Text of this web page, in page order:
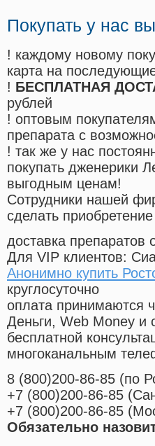
Покупать у нас
! каждому новому
карта на
! БЕСПЛАТНАЯ
рублей
! оптовым
препарата с
! так же у нас
покупать дженерики
выгодным ценам!
Cотрудники нашей
сделать
доставка препаратов
Для VIP клиентов:
Анонимно купить
круглосуточно
оплата принимаются
Деньги, Web Money и
бесплатной
многоканальным
8 (800)200-86-85 (по
+7 (800)200-86-85 (
+7 (800)200-86-85 (
Обязательно